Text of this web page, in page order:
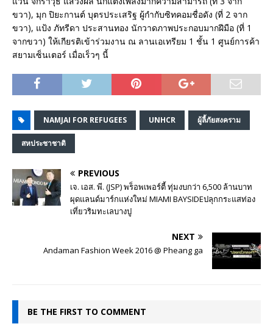
ขวา), มุก ปิยะกานต์ บุตรประเสริฐ ผู้กำกับซิทคอมชื่อดัง (ที่ 2 จาก
ขวา), แป้ง ภัทรีดา ประสานทอง นักวาดภาพประกอบมากฝีมือ (ที่ 1
จากขวา) ให้เกียรติเข้าร่วมงาน ณ ลานเอเทรียม 1 ชั้น 1 ศูนย์การค้า
สยามเซ็นเตอร์ เมื่อเร็วๆ นี้
NAMJAI FOR REFUGEES UNHCR ผู้ลี้ภัยสงคราม
สหประชาชาติ
PREVIOUS
เจ. เอส. พี. (JSP) พร็อพเพอร์ตี้ ทุ่มงบกว่า 6,500 ล้านบาท
ผุดแลนด์มาร์กแห่งใหม่ MIAMI BAYSIDEปลุกกระแสท่อง
เที่ยวริมทะเลบางปู
NEXT
Andaman Fashion Week 2016 @ Pheang ga
BE THE FIRST TO COMMENT